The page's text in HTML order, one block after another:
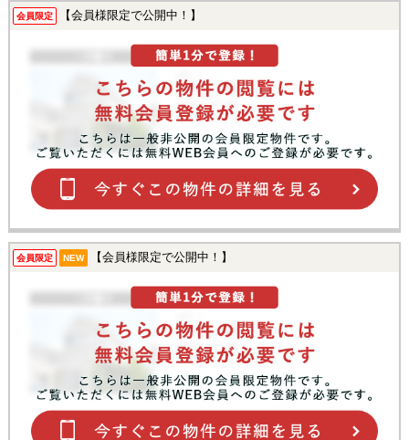
会員限定 【会員様限定で公開中！】
会員限定 NEW 【会員様限定で公開中！】